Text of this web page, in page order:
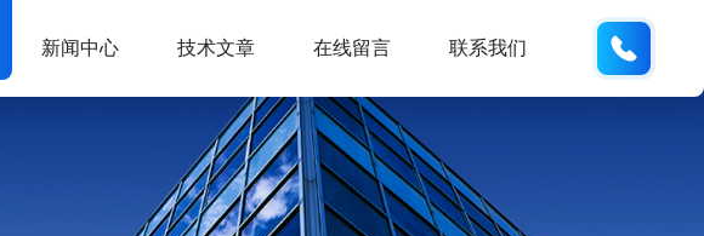
新闻中心 技术文章 在线留言 联系我们